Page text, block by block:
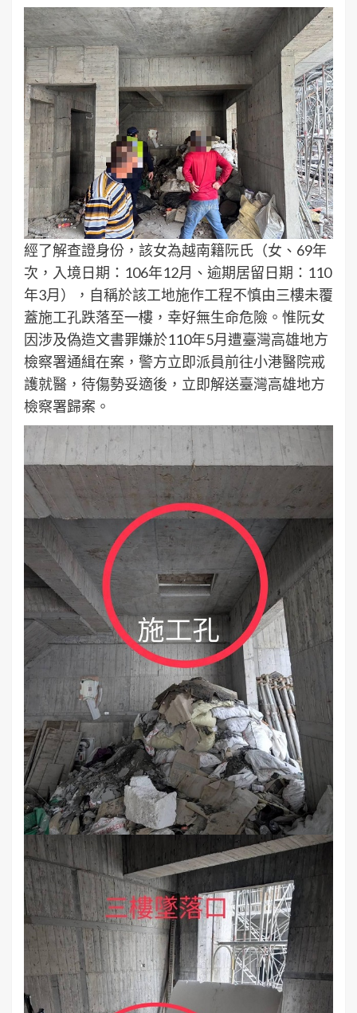
經了解查證身份，該女為越南籍阮氏（女、69年
次，入境日期：106年12月、逾期居留日期：110
年3月），自稱於該工地施作工程不慎由三樓未覆
蓋施工孔跌落至一樓，幸好無生命危險。惟阮女
因涉及偽造文書罪嫌於110年5月遭臺灣高雄地方
檢察署通緝在案，警方立即派員前往小港醫院戒
護就醫，待傷勢妥適後，立即解送臺灣高雄地方
檢察署歸案。